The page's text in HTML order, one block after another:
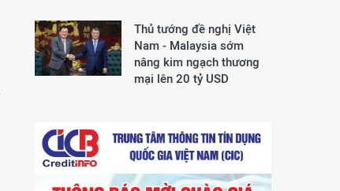
Thủ tướng đề nghị Việt
Nam - Malaysia sớm
nâng kim ngạch thương
mại lên 20 tỷ USD